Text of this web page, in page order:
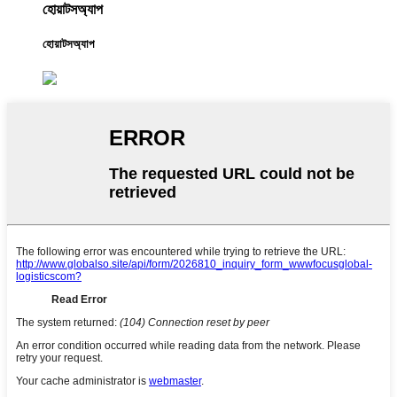
হোয়াটসঅ্যাপ
হোয়াটসঅ্যাপ